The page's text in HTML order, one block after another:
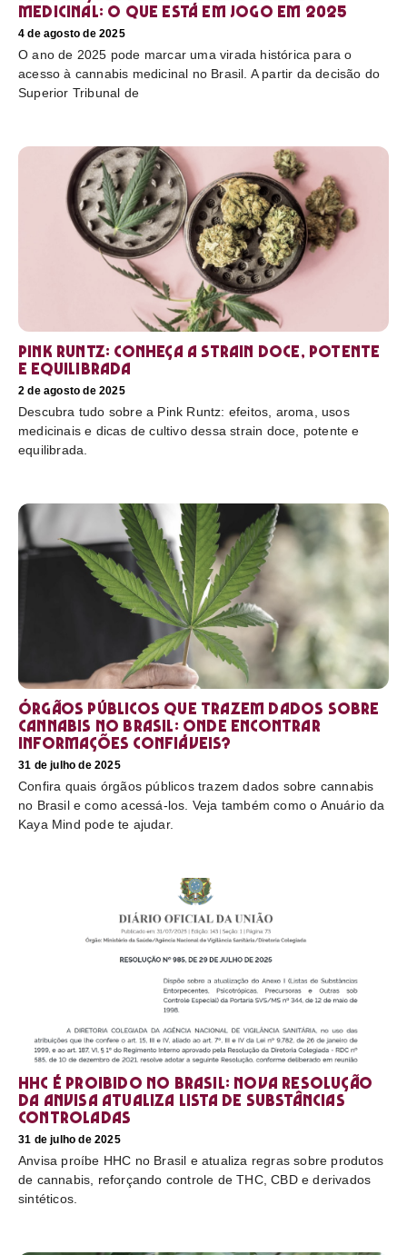
medicinal: o que está em jogo em 2025
4 de agosto de 2025
O ano de 2025 pode marcar uma virada histórica para o
acesso à cannabis medicinal no Brasil. A partir da decisão do
Superior Tribunal de
Pink Runtz: conheça a strain doce, potente
e equilibrada
2 de agosto de 2025
Descubra tudo sobre a Pink Runtz: efeitos, aroma, usos
medicinais e dicas de cultivo dessa strain doce, potente e
equilibrada.
Órgãos públicos que trazem dados sobre
cannabis no Brasil: onde encontrar
informações confiáveis?
31 de julho de 2025
Confira quais órgãos públicos trazem dados sobre cannabis
no Brasil e como acessá-los. Veja também como o Anuário da
Kaya Mind pode te ajudar.
HHC é proibido no Brasil: nova resolução
da Anvisa atualiza lista de substâncias
controladas
31 de julho de 2025
Anvisa proíbe HHC no Brasil e atualiza regras sobre produtos
de cannabis, reforçando controle de THC, CBD e derivados
sintéticos.